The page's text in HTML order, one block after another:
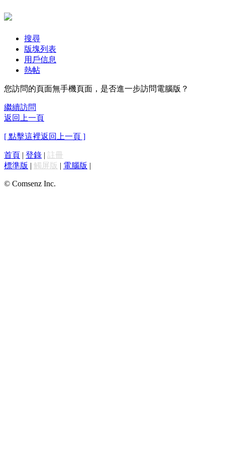
搜尋
版塊列表
用戶信息
熱帖
您訪問的頁面無手機頁面，是否進一步訪問電腦版？
繼續訪問
返回上一頁
[ 點擊這裡返回上一頁 ]
首頁 | 登錄 | 註冊
標準版 | 觸屏版 | 電腦版 |
© Comsenz Inc.